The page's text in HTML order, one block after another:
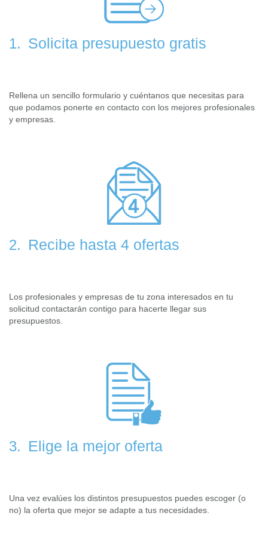
1. Solicita presupuesto gratis
Rellena un sencillo formulario y cuéntanos que necesitas para
que podamos ponerte en contacto con los mejores profesionales
y empresas.
2. Recibe hasta 4 ofertas
Los profesionales y empresas de tu zona interesados en tu
solicitud contactarán contigo para hacerte llegar sus
presupuestos.
3. Elige la mejor oferta
Una vez evalúes los distintos presupuestos puedes escoger (o
no) la oferta que mejor se adapte a tus necesidades.